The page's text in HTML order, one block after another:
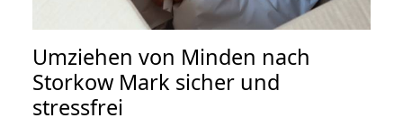
Umziehen von Minden nach
Storkow Mark sicher und
stressfrei